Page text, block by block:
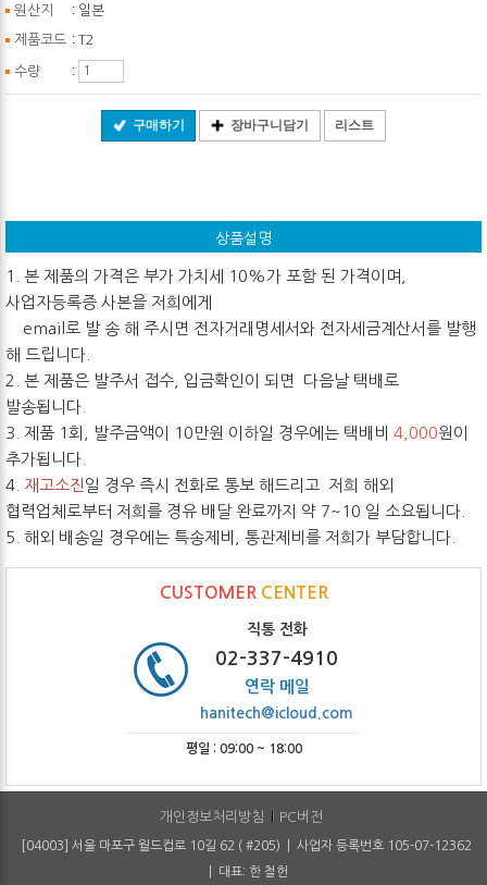
원산지 : 일본
제품코드 : T2
수량 :
구매하기 장바구니담기 리스트
상품설명
1. 본 제품의 가격은 부가 가치세 10%가 포함 된 가격이며,
사업자등록증 사본을 저희에게
email로 발 송 해 주시면 전자거래명세서와 전자세금계산서를 발행
해 드립니다.
2. 본 제품은 발주서 접수, 입금확인이 되면 다음날 택배로
발송됩니다.
3. 제품 1회, 발주금액이 10만원 이하일 경우에는 택배비 4,000원이
추가됩니다.
4. 재고소진 일 경우 즉시 전화로 통보 해드리고 저희 해외
협력업체로부터 저희를 경유 배달 완료까지 약 7~10 일 소요됩니다.
5. 해외 배송일 경우에는 특송제비, 통관제비를 저희가 부담합니다.
CUSTOMER CENTER
직통 전화
02-337-4910
연락 메일
hanitech@icloud.com
평일 : 09:00 ~ 18:00
개인정보처리방침 PC버전
[04003] 서울 마포구 월드컵로 10길 62 ( #205) | 사업자 등록번호 105-07-12362
| 대표: 한 철헌